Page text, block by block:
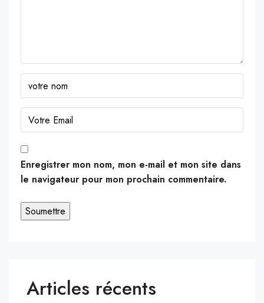
Enregistrer mon nom, mon e-mail et mon site dans
le navigateur pour mon prochain commentaire.
Articles récents